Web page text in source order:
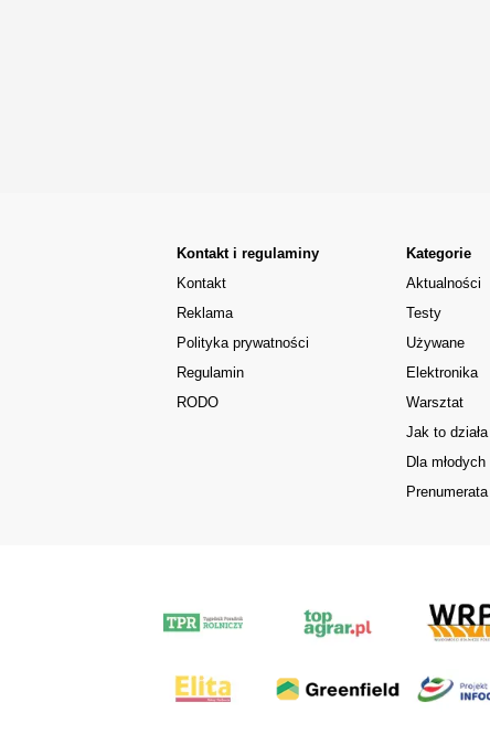
Kontakt i regulaminy
Kontakt
Reklama
Polityka prywatności
Regulamin
RODO
Kategorie
Aktualności
Testy
Używane
Elektronika
Warsztat
Jak to działa
Dla młodych
Prenumerata